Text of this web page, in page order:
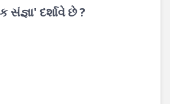
સંજ્ઞા' દર્શાવે છે ?